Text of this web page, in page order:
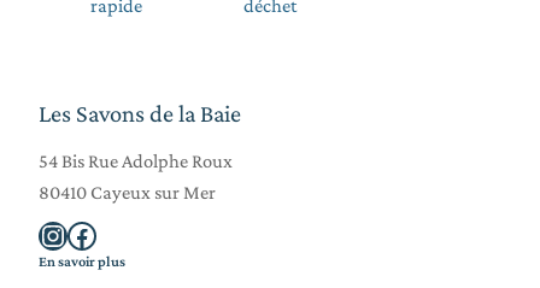
rapide
déchet
Les Savons de la Baie
54 Bis Rue Adolphe Roux
80410 Cayeux sur Mer
InstagramFacebook
En savoir plus